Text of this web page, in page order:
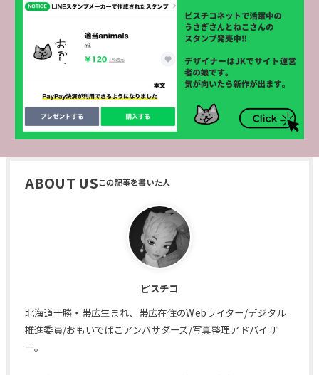
ABOUT US
ピスチコ
北海道十勝・帯広生まれ、帯広在住のWebライター/デジタル
推進委員/おもいでばこアンバサダーズ/写真整理アドバイザ
ー。